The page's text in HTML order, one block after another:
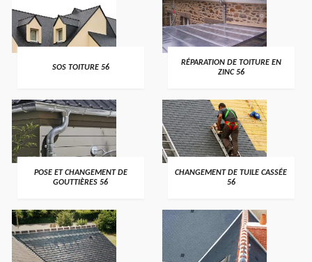
>
SOS TOITURE 56 >
RÉPARATION DE TOITURE EN
ZINC 56
>
POSE ET CHANGEMENT DE
GOUTTIÈRES 56
>
CHANGEMENT DE TUILE CASSÉE
56